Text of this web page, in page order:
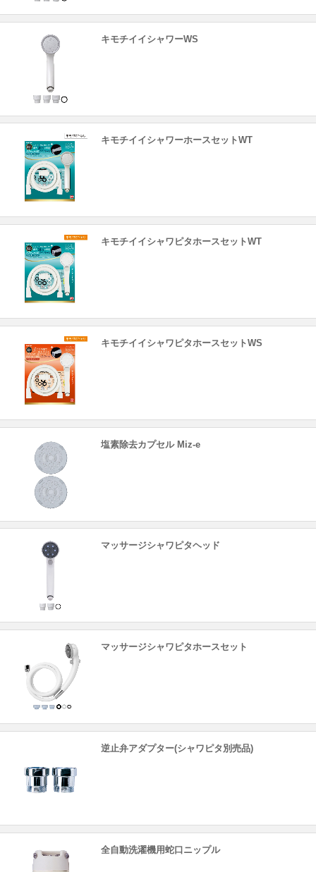
キモチイイシャワーWS
キモチイイシャワーホースセットWT
キモチイイシャワピタホースセットWT
キモチイイシャワピタホースセットWS
塩素除去カプセル Miz-e
マッサージシャワピタヘッド
マッサージシャワピタホースセット
逆止弁アダプター(シャワピタ別売品)
全自動洗濯機用蛇口ニップル